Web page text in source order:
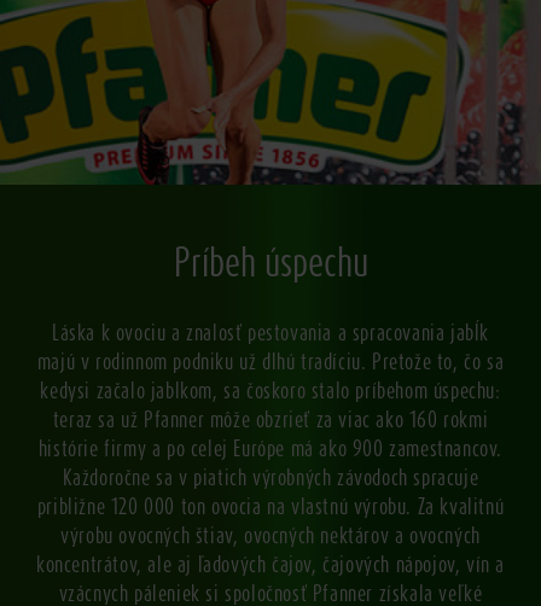
Príbeh úspechu
Láska k ovociu a znalosť pestovania a spracovania jabĺk
majú v rodinnom podniku už dlhú tradíciu. Pretože to, čo sa
kedysi začalo jablkom, sa čoskoro stalo príbehom úspechu:
teraz sa už Pfanner môže obzrieť za viac ako 160 rokmi
histórie firmy a po celej Európe má ako 900 zamestnancov.
Každoročne sa v piatich výrobných závodoch spracuje
približne 120 000 ton ovocia na vlastnú výrobu. Za kvalitnú
výrobu ovocných štiav, ovocných nektárov a ovocných
koncentrátov, ale aj ľadových čajov, čajových nápojov, vín a
vzácnych páleniek si spoločnosť Pfanner získala veľké